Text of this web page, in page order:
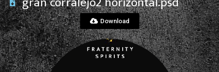
Download